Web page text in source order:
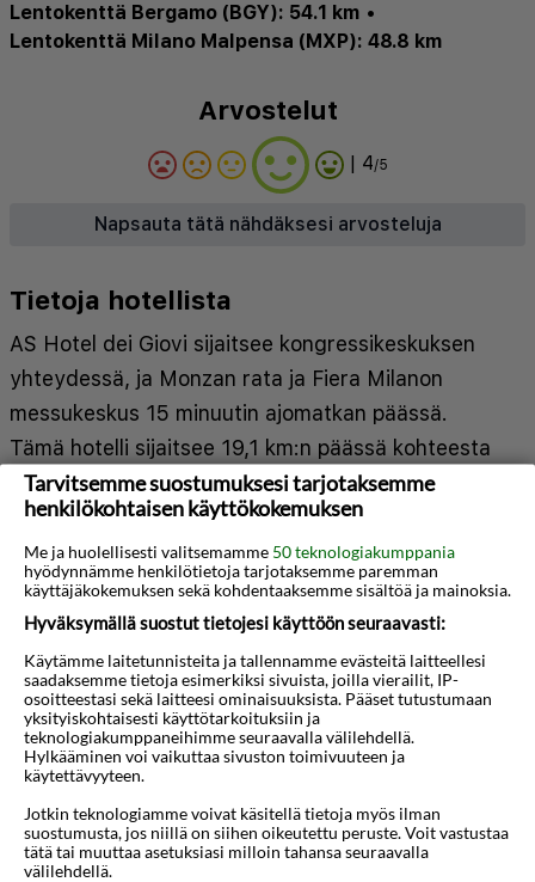
Lentokenttä Bergamo (BGY): 54.1 km •
Lentokenttä Milano Malpensa (MXP): 48.8 km
Arvostelut
| 4/5
Napsauta tätä nähdäksesi arvosteluja
Tietoja hotellista
AS Hotel dei Giovi sijaitsee kongressikeskuksen
yhteydessä, ja Monzan rata ja Fiera Milanon
messukeskus 15 minuutin ajomatkan päässä.
Tämä hotelli sijaitsee 19,1 km:n päässä kohteesta
Fiera Milano City ja 20,1 km:n päässä kohteesta
Galleria Vittorio Emanuele II. Kaikissa 134
huoneessa on ilmastointi ja minibaari.
Mukavuuksiin kuuluu digitaalikanavat sekä
ilmainen langaton internetyhteys. Huoneissa on
oma kylpyhuone, ja sen varusteluun kuuluu suihku,
designer-hygieniatuotteet ja hiustenkuivaaja.
Varusteluun kuuluu puhelin, tallelokero ja
työpöytä. Etäisyydet pyöristetään lähimpään 0,1
Autodromo Nazionale Monza - 11,3 km / 7 mi
Näytä lisää
3D-animaatio
Tarvitsemme suostumuksesi tarjotaksemme
henkilökohtaisen käyttökokemuksen
Me ja huolellisesti valitsemamme 50 teknologiakumppania
hyödynnämme henkilötietoja tarjotaksemme paremman
käyttäjäkokemuksen sekä kohdentaaksemme sisältöä ja mainoksia.
Hyväksymällä suostut tietojesi käyttöön seuraavasti:
Käytämme laitetunnisteita ja tallennamme evästeitä laitteellesi
saadaksemme tietoja esimerkiksi sivuista, joilla vierailit, IP-
osoitteestasi sekä laitteesi ominaisuuksista. Pääset tutustumaan
yksityiskohtaisesti käyttötarkoituksiin ja
teknologiakumppaneihimme seuraavalla välilehdellä.
Hylkääminen voi vaikuttaa sivuston toimivuuteen ja
käytettävyyteen.
Jotkin teknologiamme voivat käsitellä tietoja myös ilman
suostumusta, jos niillä on siihen oikeutettu peruste. Voit vastustaa
tätä tai muuttaa asetuksiasi milloin tahansa seuraavalla
välilehdellä.